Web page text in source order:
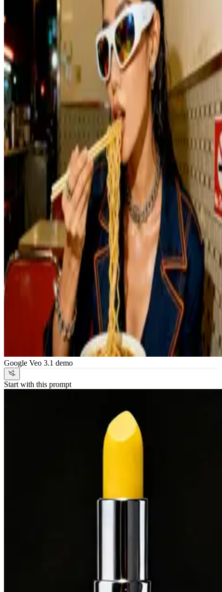
Google Veo 3.1 demo
Start with this prompt